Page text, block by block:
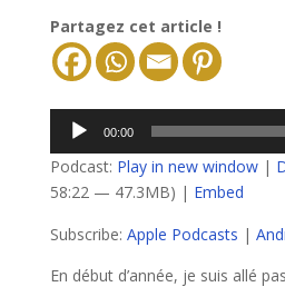
Partagez cet article !
Lecteur
audio
00:00
Podcast: Play in new window|
58:22 — 47.3MB) | Embed
Subscribe: Apple Podcasts |
En début d’année, je suis allé